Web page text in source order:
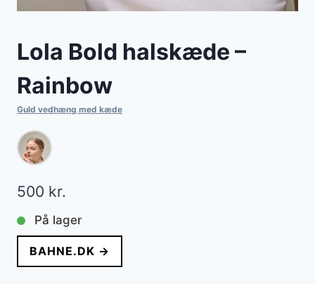
Lola Bold halskæde –
Rainbow
Guld vedhæng med kæde
500 kr.
På lager
BAHNE.DK →